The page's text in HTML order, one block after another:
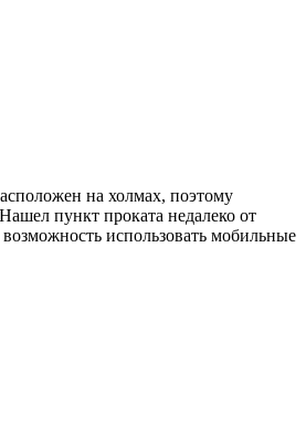
на холмах, поэтому
пункт проката недалеко от
использовать мобильные